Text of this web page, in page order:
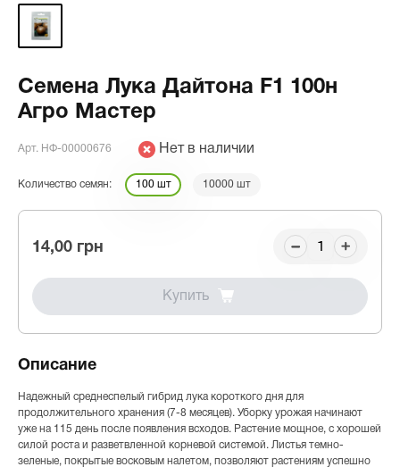
Семена Лука Дайтона F1 100н
Агро Мастер
Арт. НФ-00000676 Нет в наличии
Количество семян: 100 шт 10000 шт
14,00 грн
Купить
Описание
Надежный среднеспелый гибрид лука короткого дня для
продолжительного хранения (7-8 месяцев). Уборку урожая начинают
уже на 115 день после появления всходов. Растение мощное, с хорошей
силой роста и разветвленной корневой системой. Листья темно-
зеленые, покрытые восковым налетом, позволяют растениям успешно